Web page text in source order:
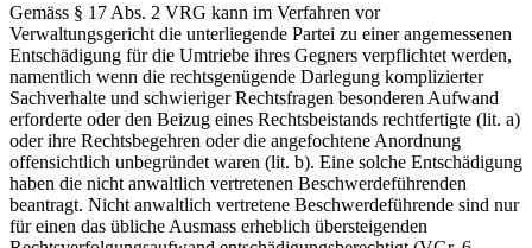
Gemäss § 17 Abs. 2 VRG kann im Verfahren vor
Verwaltungsgericht die unterliegende Partei zu einer angemessenen
Entschädigung für die Umtriebe ihres Gegners verpflichtet werden,
namentlich wenn die rechtsgenügende Darlegung komplizierter
Sachverhalte und schwieriger Rechtsfragen besonderen Aufwand
erforderte oder den Beizug eines Rechtsbeistands rechtfertigte (lit. a)
oder ihre Rechtsbegehren oder die angefochtene Anordnung
offensichtlich unbegründet waren (lit. b). Eine solche Entschädigung
haben die nicht anwaltlich vertretenen Beschwerdeführenden
beantragt. Nicht anwaltlich vertretene Beschwerdeführende sind nur
für einen das übliche Ausmass erheblich übersteigenden